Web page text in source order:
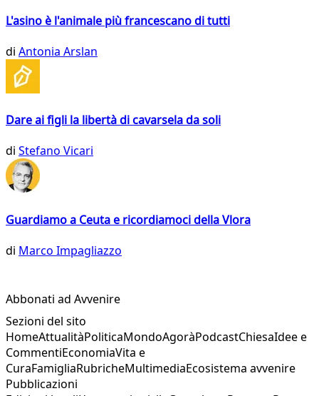
L'asino è l'animale più francescano di tutti
di Antonia Arslan
Dare ai figli la libertà di cavarsela da soli
di Stefano Vicari
Guardiamo a Ceuta e ricordiamoci della Vlora
di Marco Impagliazzo
Abbonati ad Avvenire
Sezioni del sito
HomeAttualitàPoliticaMondoAgoràPodcastChiesaIdee e
CommentiEconomiaVita e
CuraFamigliaRubricheMultimediaEcosistema avvenire
Pubblicazioni